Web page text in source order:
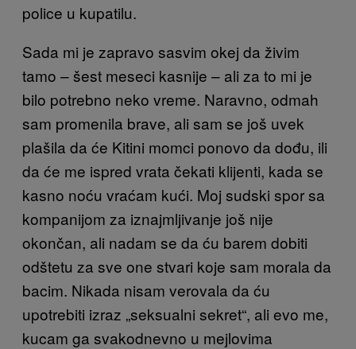
police u kupatilu.
Sada mi je zapravo sasvim okej da živim
tamo – šest meseci kasnije – ali za to mi je
bilo potrebno neko vreme. Naravno, odmah
sam promenila brave, ali sam se još uvek
plašila da će Kitini momci ponovo da dođu, ili
da će me ispred vrata čekati klijenti, kada se
kasno noću vraćam kući. Moj sudski spor sa
kompanijom za iznajmljivanje još nije
okončan, ali nadam se da ću barem dobiti
odštetu za sve one stvari koje sam morala da
bacim. Nikada nisam verovala da ću
upotrebiti izraz „seksualni sekret“, ali evo me,
kucam ga svakodnevno u mejlovima